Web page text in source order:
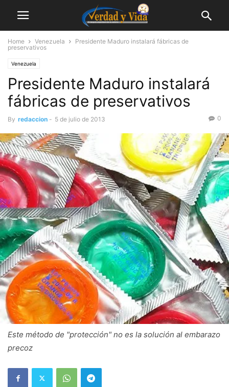
Home Venezuela
Presidente Maduro instalará fábricas de
preservativos
Venezuela
Presidente Maduro instalará
fábricas de preservativos
By redaccion - 5 de julio de 2013 0
Este método de "protección" no es la solución al embarazo
precoz